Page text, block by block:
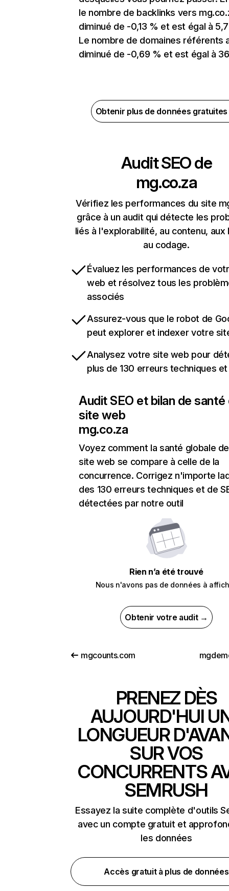
le nombre de backlinks vers
diminué de -0,13 % et est égal à
Le nombre de domaines référents
diminué de -0,69 % et est égal à
Obtenir plus de données
Audit SEO de
mg.co.za
Vérifiez les performances du site
grâce à un audit qui détecte les
liés à l'explorabilité, au contenu, aux
au codage.
Évaluez les performances de
web et résolvez tous les
associés
Assurez-vous que le robot de
peut explorer et indexer votre
Analysez votre site web pour
plus de 130 erreurs techniques et
Audit SEO et bilan de santé
site web
mg.co.za
Voyez comment la santé globale
site web se compare à celle de la
concurrence. Corrigez n'importe
des 130 erreurs techniques et de
détectées par notre outil
Rien n’a été trouvé
Nous n'avons pas de données à
Obtenir votre audit →
mgcounts.com
PRENEZ DÈS
AUJOURD'HUI
LONGUEUR
SUR VOS
CONCURRENTS
SEMRUSH
Essayez la suite complète d'outils
avec un compte gratuit et
les données
Accès gratuit à plus de données